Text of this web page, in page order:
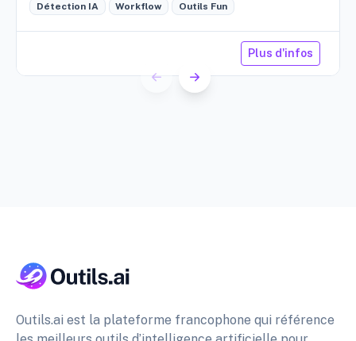
Détection IA Workflow Outils Fun
Plus d'infos
Outils.ai est la plateforme francophone qui référence